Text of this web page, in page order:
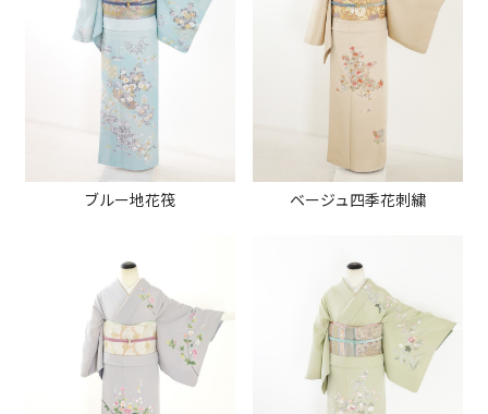
ブルー地花筏 ベージュ四季花刺繍